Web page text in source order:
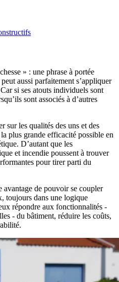
» : une phrase à portée
aussi parfaitement s’appliquer
si ses atouts individuels sont
sont associés à d’autres
sur les qualités des uns et des
plus grande efficacité possible en
D’autant que les
et incendie poussent à trouver
pour tirer parti du
de pouvoir se coupler
toujours dans une logique
répondre aux fonctionnalités -
- du bâtiment, réduire les coûts,